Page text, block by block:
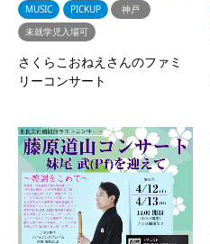
MUSIC PICKUP
神戸
未就学児入場可
さくらこおねえさんのファミ
リーコンサート